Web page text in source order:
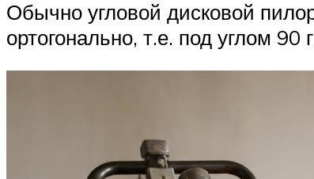
Обычно угловой дисковой
ортогонально, т.е. под углом 90